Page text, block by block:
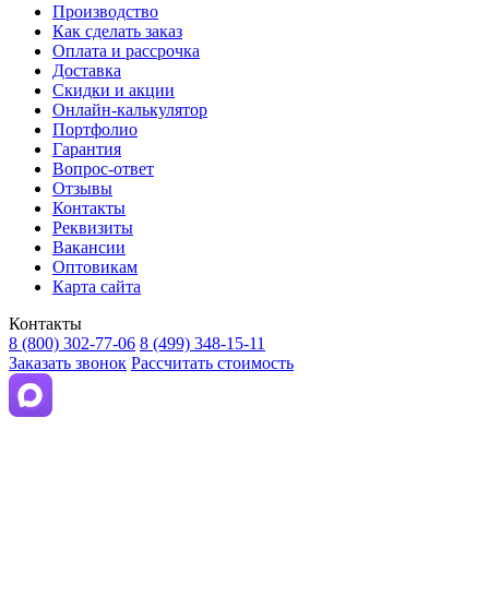
Производство
Как сделать заказ
Оплата и рассрочка
Доставка
Скидки и акции
Онлайн-калькулятор
Портфолио
Гарантия
Вопрос-ответ
Отзывы
Контакты
Реквизиты
Вакансии
Оптовикам
Карта сайта
Контакты
8 (800) 302-77-06 8 (499) 348-15-11
Заказать звонок Рассчитать стоимость